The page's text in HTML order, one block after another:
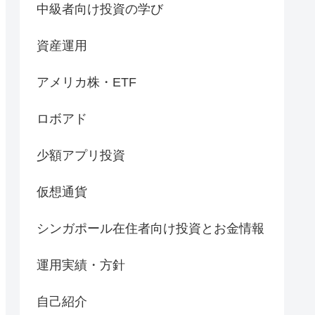
中級者向け投資の学び
資産運用
アメリカ株・ETF
ロボアド
少額アプリ投資
仮想通貨
シンガポール在住者向け投資とお金情報
運用実績・方針
自己紹介